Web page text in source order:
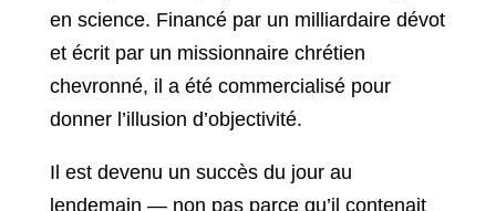
en science. Financé par un milliardaire dévot
et écrit par un missionnaire chrétien
chevronné, il a été commercialisé pour
donner l’illusion d’objectivité.
Il est devenu un succès du jour au
lendemain — non pas parce qu’il contenait